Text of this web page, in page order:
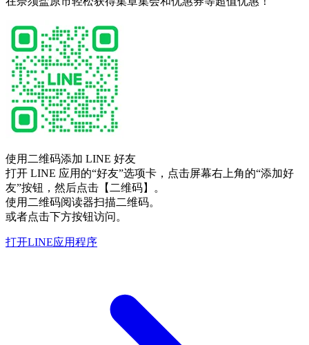
使用二维码添加 LINE 好友
打开 LINE 应用的“好友”选项卡，点击屏幕右上角的“添加好
友”按钮，然后点击【二维码】。
使用二维码阅读器扫描二维码。
或者点击下方按钮访问。
打开LINE应用程序